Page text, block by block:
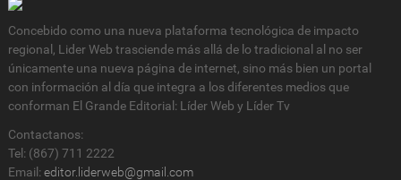
Concebido como una nueva plataforma tecnológica de impacto
regional, Lider Web trasciende más allá de lo tradicional al no ser
únicamente una nueva página de internet, sino más bien un portal
con información al día que integra a los diferentes medios que
conforman El Grande Editorial: Líder Web y Líder Tv
Contactanos:
Tel: (867) 711 2222
Email: editor.liderweb@gmail.com